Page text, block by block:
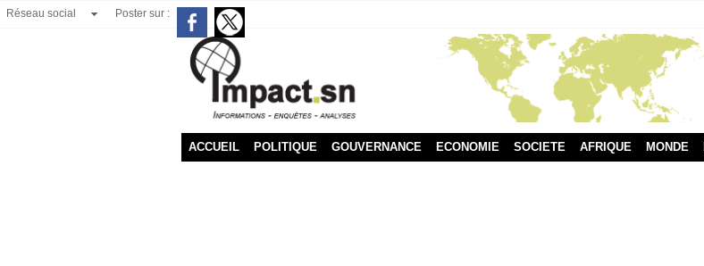
Réseau social Poster sur :
ACCUEIL POLITIQUE GOUVERNANCE ECONOMIE SOCIETE AFRIQUE MONDE